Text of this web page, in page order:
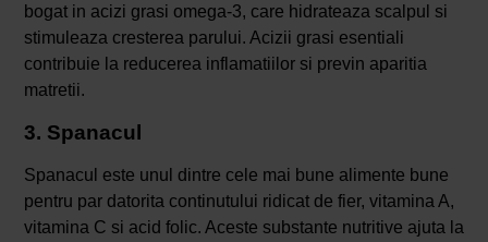
bogat in acizi grasi omega-3, care hidrateaza scalpul si
stimuleaza cresterea parului. Acizii grasi esentiali
contribuie la reducerea inflamatiilor si previn aparitia
matretii.
3. Spanacul
Spanacul este unul dintre cele mai bune alimente bune
pentru par datorita continutului ridicat de fier, vitamina A,
vitamina C si acid folic. Aceste substante nutritive ajuta la